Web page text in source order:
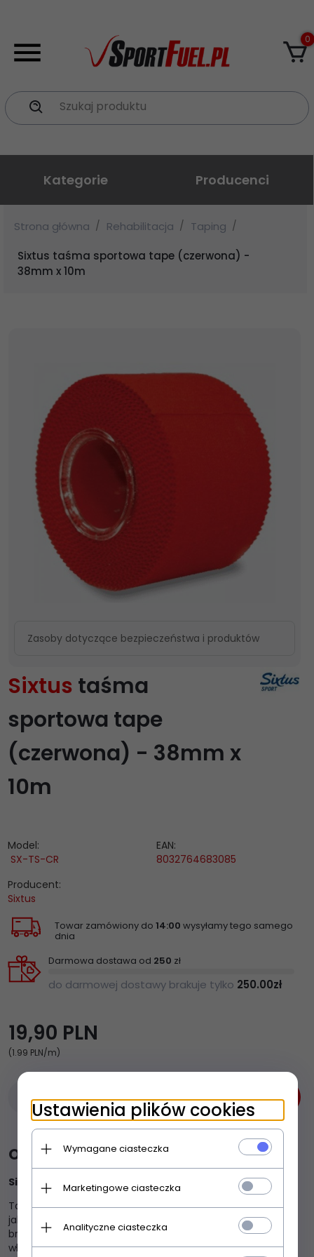
Szukaj produktu
0
Kategorie Producenci
Strona główna Rehabilitacja
Taping
Sixtus taśma sportowa tape (czerwona) -
38mm x 10m
Sixtus taśma
sportowa tape
(czerwona) - 38mm x
10m
Zasoby dotyczące bezpieczeństwa i produktów
Model:
SX-TS-CR
EAN:
8032764683085
Producent:
Sixtus
Towar zamówiony do 14:00 wysyłamy tego samego
dnia
Darmowa dostawa od 250 zł
do darmowej dostawy brakuje tylko 250.00zł
19,90 PLN
(1.99 PLN/m)
+ Dodaj do koszyka
Opis produktu
Sixtus Taśmy sportowe sztywne
Taśmy sportowe sztywne koloroweSixtusto wysokiej
jakości, mocne taśmy samoprzylepne, o ząbkowanych
brzegach, impregnowane tlenkiem cynku o
właściwościach antybakteryjnych.
Ustawienia plików cookies
Wymagane ciasteczka
Marketingowe ciasteczka
Analityczne ciasteczka